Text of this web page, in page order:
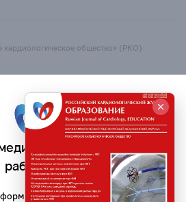
кардиологическое общество» (РКО)
работник
на нём предназначена для